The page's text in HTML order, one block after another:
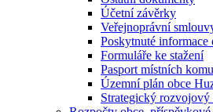
Účetní závěrky
Veřejnoprávní
Poskytnuté informace
Formuláře ke stažení
Pasport místních
Územní plán obce
Strategický